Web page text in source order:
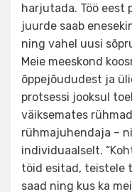
harjutada. Töö eest
juurde saab
ning vahel uusi
Meie meeskond
õppejõududest ja
protsessi jooksul
väiksemates
rühmajuhendaja –
individuaalselt.
töid esitad, teistele
saad ning kus ka